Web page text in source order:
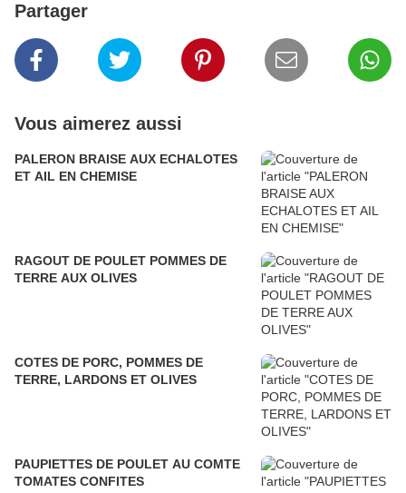
Partager
Vous aimerez aussi
PALERON BRAISE AUX ECHALOTES
ET AIL EN CHEMISE
RAGOUT DE POULET POMMES DE
TERRE AUX OLIVES
COTES DE PORC, POMMES DE
TERRE, LARDONS ET OLIVES
PAUPIETTES DE POULET AU COMTE
TOMATES CONFITES